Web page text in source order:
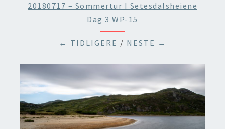
20180717 – Sommertur I Setesdalsheiene
Dag 3 WP-15
← TIDLIGERE / NESTE →